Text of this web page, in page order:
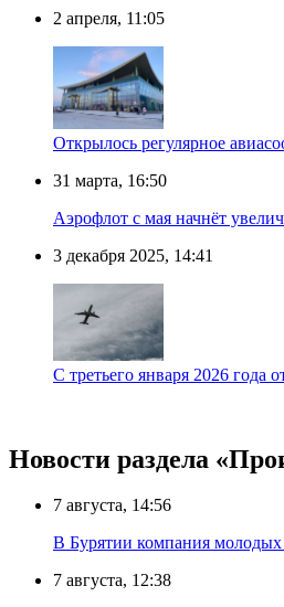
2 апреля, 11:05
Открылось регулярное
31 марта, 16:50
Аэрофлот с мая начнёт
3 декабря 2025, 14:41
С третьего января 2026 года
Новости раздела
7 августа, 14:56
В Бурятии компания молодых
7 августа, 12:38